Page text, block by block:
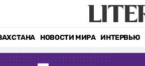
НОВОСТИ МИРА ИНТЕРВЬЮ